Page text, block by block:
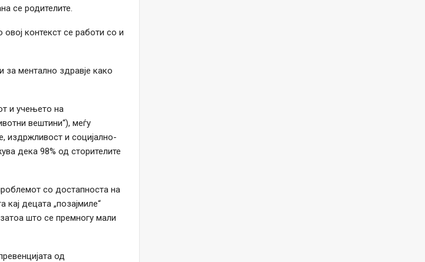
се родителите.
контекст се работи со и
за ментално здравје како
и учењето на
вештини“), меѓу
издржливост и социјално-
дека 98% од сторителите
со достапноста на
кај децата „позајмиле“
што се премногу мали
од